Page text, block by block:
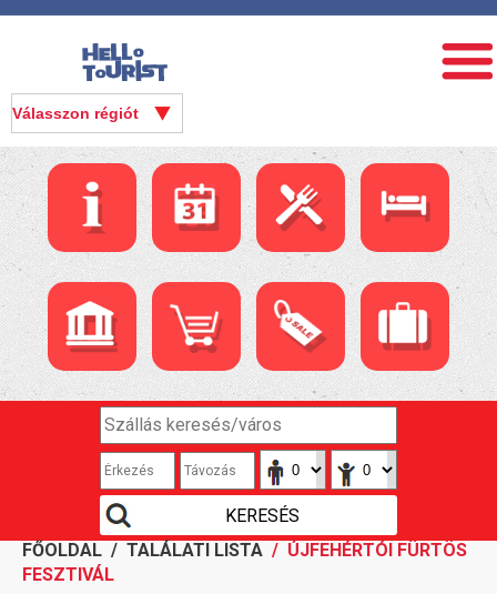
FŐOLDAL / TALÁLATI LISTA / ÚJFEHÉRTÓI FÜRTÖS
FESZTIVÁL